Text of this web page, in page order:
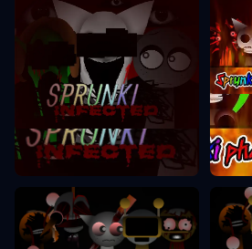
Sprunki Phase 2